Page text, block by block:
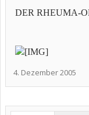
DER RHEUMA-
4. Dezember 2005